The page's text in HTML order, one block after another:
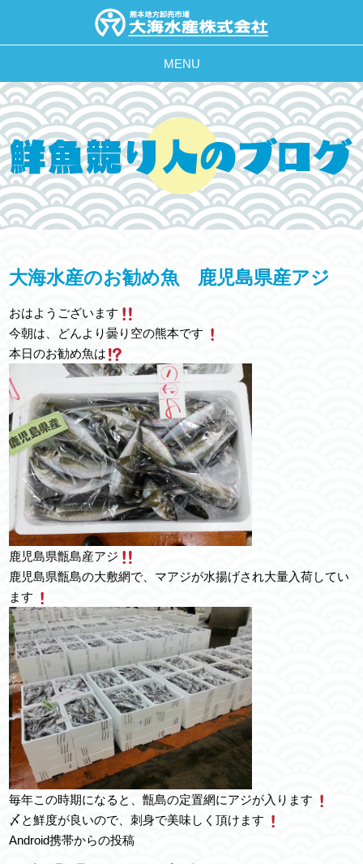
MENU
大海水産のお勧め魚 鹿児島県産アジ
おはようございます
今朝は、どんより曇り空の熊本です
本日のお勧め魚は
鹿児島県甑島産アジ
鹿児島県甑島の大敷網で、マアジが水揚げされ大量入荷してい
ます
毎年この時期になると、甑島の定置網にアジが入ります
〆と鮮度が良いので、刺身で美味しく頂けます
Android携帯からの投稿